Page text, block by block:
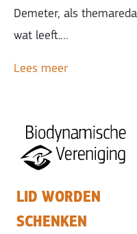
Demeter, als
wat leeft.…
Lees meer
LID WORDEN
SCHENKEN